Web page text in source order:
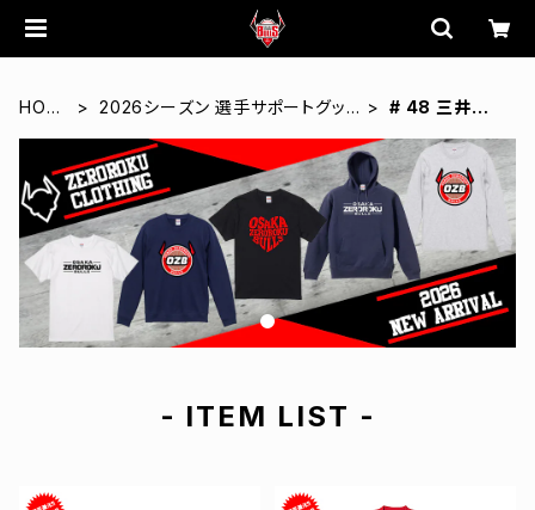
HOM
2026シーズン 選手サポートグッ
# 48 三井将
- ITEM LIST -